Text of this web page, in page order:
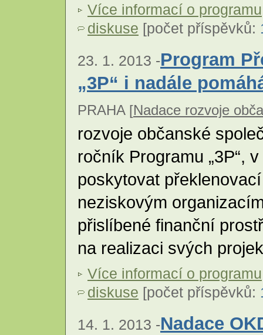
Více informací o programu
diskuse [počet příspěvků:
23. 1. 2013 -Program
„3P“ i nadále
PRAHA [Nadace rozvoje
rozvoje občanské
ročník Programu „3P“,
poskytovat
neziskovým
přislíbené finanční
na realizaci svých
Více informací o programu
diskuse [počet příspěvků:
14. 1. 2013 -Nadace